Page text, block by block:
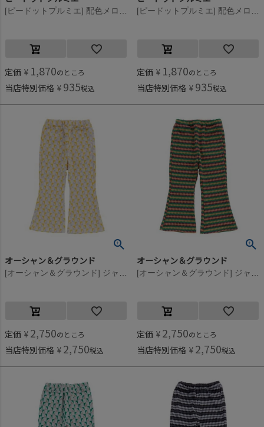
[ピードットプルミエ] 配色メロウのストレッチリブフレアパンツ ラベンダー(LV)
定価 ¥ 1,870のところ
当店特別価格 ¥ 935税込
[ピードットプルミエ] 配色メロウのストレッチリブフレアパンツ ブラック(BK)
定価 ¥ 1,870のところ
当店特別価格 ¥ 935税込
オーシャン＆グラウンド
[オーシャン＆グラウンド] ジャガードフレアパンツ イエロー(YE)
定価 ¥ 2,750のところ
当店特別価格 ¥ 2,750税込
オーシャン＆グラウンド
[オーシャン＆グラウンド] ジャガードフレアパンツ パープル(PP)
定価 ¥ 2,750のところ
当店特別価格 ¥ 2,750税込